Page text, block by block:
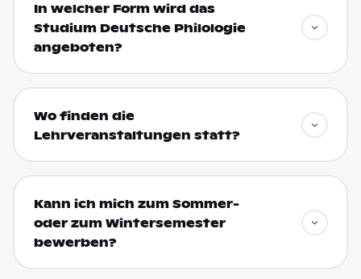
In welcher Form wird das
Studium Deutsche Philologie
angeboten?
Wo finden die
Lehrveranstaltungen statt?
Kann ich mich zum Sommer-
oder zum Wintersemester
bewerben?